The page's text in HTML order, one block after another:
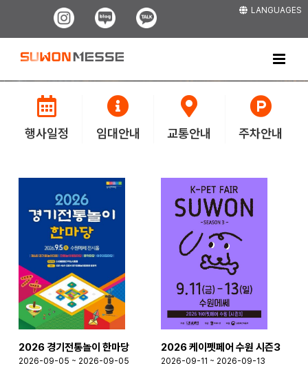
LANGUAGES
Instagram
Blog Kakao
행사일정 임대안내 교통안내 주차안내
2026 경기전통놀이 한마당
2026-09-05 ~ 2026-09-05
2026 케이펫페어 수원 시즌3
2026-09-11 ~ 2026-09-13